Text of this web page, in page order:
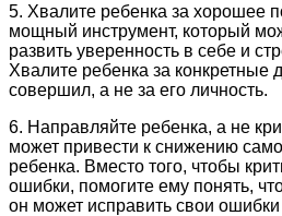
5. Хвалите ребенка за хорошее
мощный инструмент, который
развить уверенность в себе и
Хвалите ребенка за конкретные
совершил, а не за его личность.
6. Направляйте ребенка, а не
может привести к снижению
ребенка. Вместо того, чтобы
ошибки, помогите ему понять,
он может исправить свои